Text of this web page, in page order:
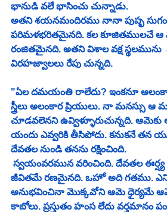
భానుడి వలే భాసించు చున్నాడు.
అతని శయనమందిరము నానా పుష్ఫ
పరిమళభరితమైనది. కల కూజితములచే ఆ
రంజితమైనది. అతని విశాల వక్ష స్థలమును
విరహజ్వాలలు రేపు చున్నది.
"ఏల దమయంతి రాలేదు? ఇంకనూ
స్త్రీలు అలంకార ప్రియులు. నా మనస్సు
చూడవలెనని ఉవ్విళ్ళూరుచున్నది. ఆమెకు
యందు ఎవ్వరికి తీసిపోదు. కనుకనే తన
దేవతల నుండి తనను రక్షించింది.
స్వయంవరమున వరించింది. దేవతల
జీవితమే రణమైనది. ఒహో అది గతము. ఎన్ని
అనుభవించినా మొక్కవోని ఆమె ధైర్యమే
కాబోలు. ప్రస్తుతం హంస లేదు వర్తమానం